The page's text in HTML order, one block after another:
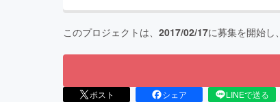
このプロジェクトは、 2017/02/17に募集を開始し、
ポスト シェア LINEで送る